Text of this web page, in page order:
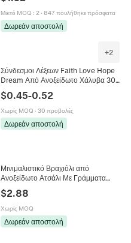
Μικτό MOQ : 2· 847 πουλήθηκε πρόσφατα
Δωρεάν αποστολή
+2
Σύνδεσμοι Λέξεων Faith Love Hope
Dream Από Ανοξείδωτο Χάλυβα 304
Με Φινίρισμα Καθρέφτη Για
Κατασκευή Κοσμημάτων DIY
$0.45-0.52
Χωρίς MOQ · 30 προβολές
Δωρεάν αποστολή
Μινιμαλιστικό Βραχιόλι από
Ανοξείδωτο Ατσάλι Με Γράμματα
LOVE Επιχρυσωμένο 18K
Ρυθμιζόμενη Αλυσίδα Βραχιόλι για
Γυναικεία Κοσμήματα
$2.88
Χωρίς MOQ
Δωρεάν αποστολή